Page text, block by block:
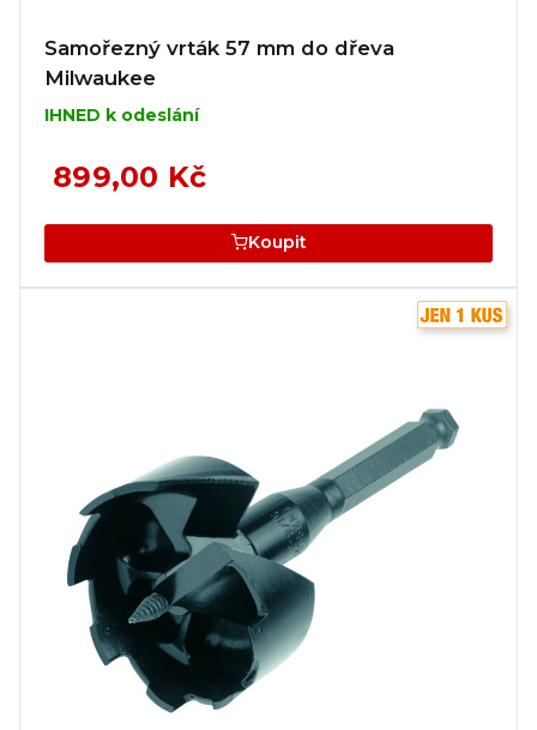
Samořezný vrták 57 mm do dřeva
Milwaukee
IHNED k odeslání
899,00 Kč
Koupit